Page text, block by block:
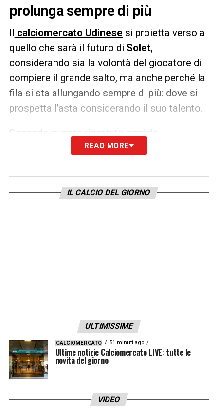
prolunga sempre di più
Il calciomercato Udinese si proietta verso a
quello che sarà il futuro di Solet,
considerando sia la volontà del giocatore di
compiere il grande salto, ma anche perché la
fila si sta allungando sempre di più: dove si
prospetta l’asta considerando il suo talento.
Secondo quanto riportato oggi da
, sul ragazzo ci sono diverse
Juve, Lazio, Milan e anche l’Atalanta.
READ MORE
IL CALCIO DEL GIORNO
ULTIMISSIME
CALCIOMERCATO 51 minuti ago
Ultime notizie Calciomercato LIVE: tutte le
novità del giorno
VIDEO